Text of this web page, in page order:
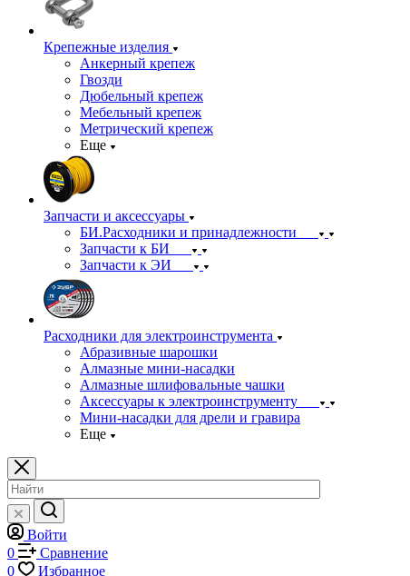
Крепежные изделия
Анкерный крепеж
Гвозди
Дюбельный крепеж
Мебельный крепеж
Метрический крепеж
Еще
Запчасти и аксессуары
БИ.Расходники и принадлежности
Запчасти к БИ
Запчасти к ЭИ
Расходники для электроинструмента
Абразивные шарошки
Алмазные мини-насадки
Алмазные шлифовальные чашки
Аксессуары к электроинструменту
Мини-насадки для дрели и гравира
Еще
Войти
0
Сравнение
0
Избранное